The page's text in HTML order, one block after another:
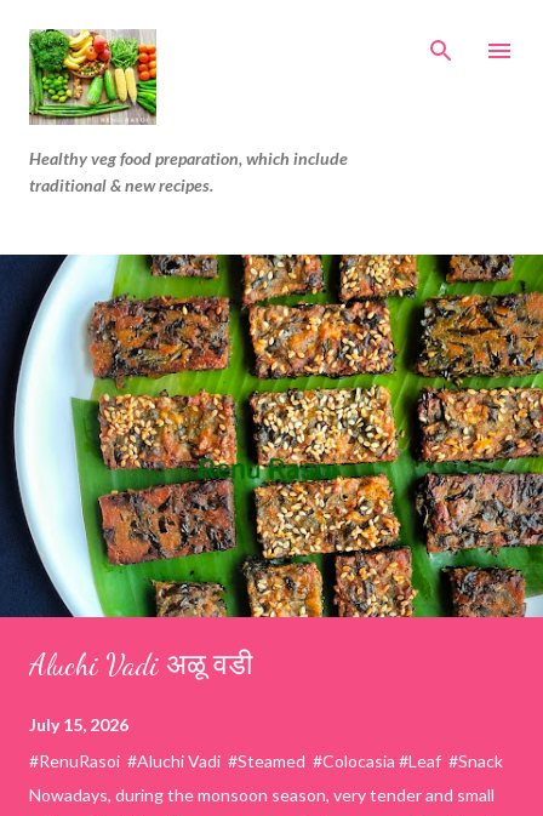
Healthy veg food preparation, which include
traditional & new recipes.
Aluchi Vadi अळू वडी
July 15, 2026
#RenuRasoi #Aluchi Vadi #Steamed #Colocasia #Leaf #Snack
Nowadays, during the monsoon season, very tender and small